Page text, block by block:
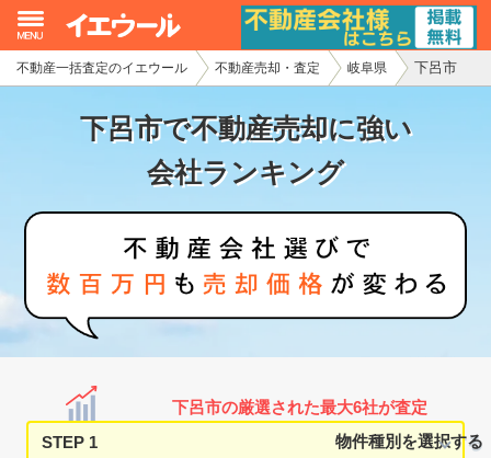
不動産一括査定のイエウール 不動産売却・査定 岐阜県 下呂市
下呂市で不動産売却に強い
会社ランキング
下呂市の厳選された最大6社が査定
STEP 1
イエウール加盟希望の不動産会社様
初めての方へ
不動産の売却・一括査定
家査定シミュレーター
お問い合わせ